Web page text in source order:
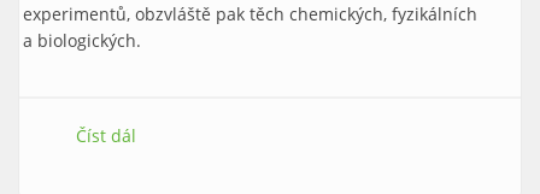
experimentů, obzvláště pak těch chemických, fyzikálních
a biologických.
Číst dál